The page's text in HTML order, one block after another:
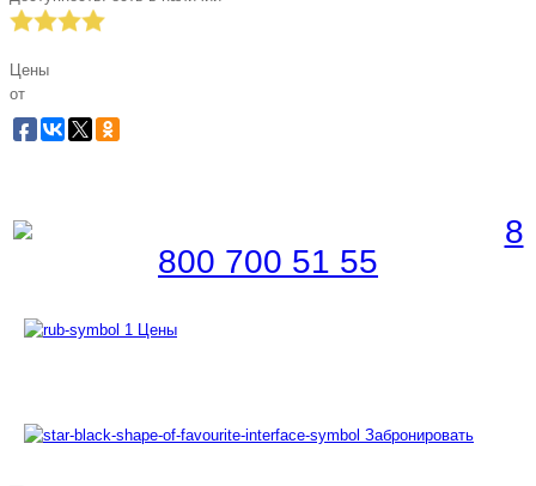
Цены
от
8
800 700 51 55
Цены
Забронировать